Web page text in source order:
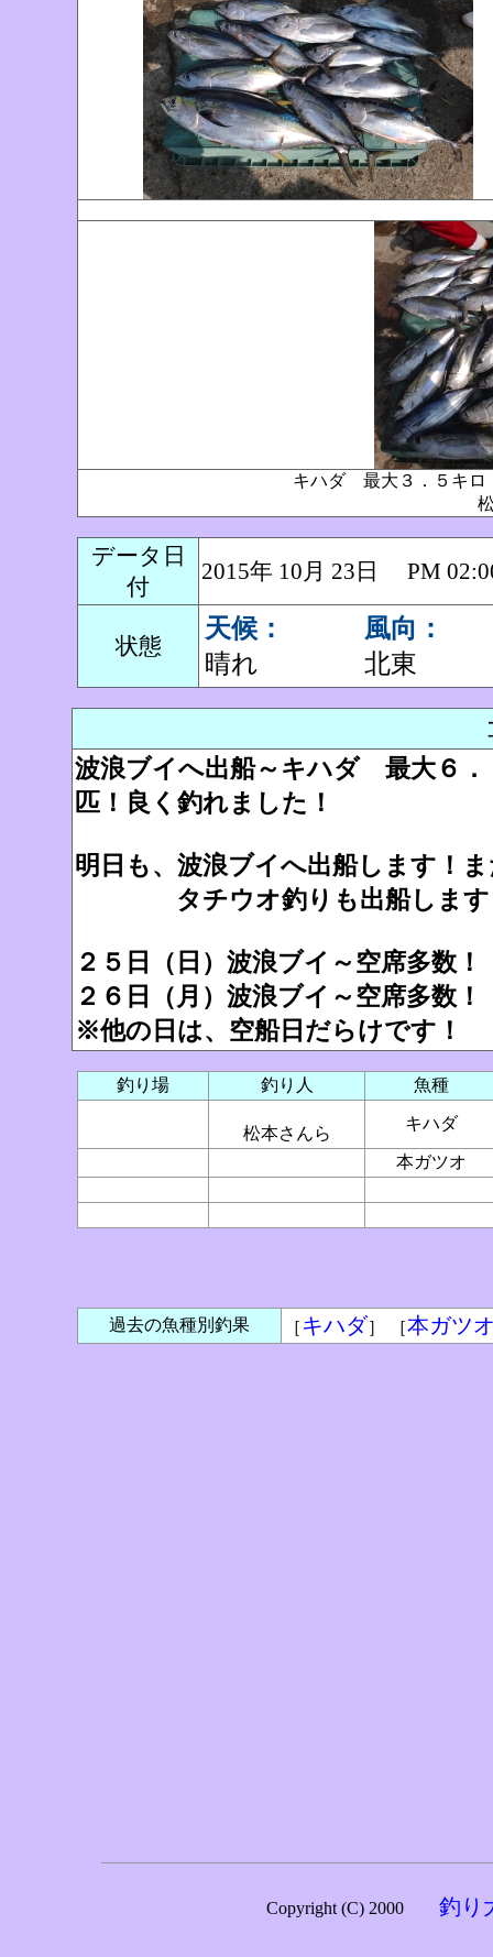
キハダ 最大３．５キ
データ日
付
2015年 10月 23日 PM
状態
天候：
晴れ
風向：
北東
波浪ブイへ出船～キハダ 最大６．
匹！良く釣れました！
明日も、波浪ブイへ出船します！
タチウオ釣りも出船します～
２５日（日）波浪ブイ～空席多数！
２６日（月）波浪ブイ～空席多数！
※他の日は、空船日だらけです！
釣り場 釣り人 魚種
松本さんら
キハダ
本ガツオ
過去の魚種別釣果 ［ キハダ］ ［本ガツ
Copyright (C) 2000 釣り